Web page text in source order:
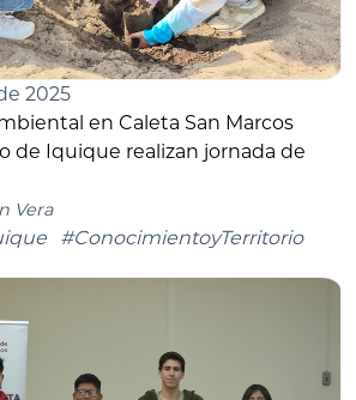
2025
en Caleta San Marcos
de Iquique realizan jornada de
Vera
#ConocimientoyTerritorio